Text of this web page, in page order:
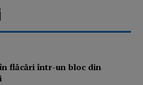
flăcări într-un bloc din